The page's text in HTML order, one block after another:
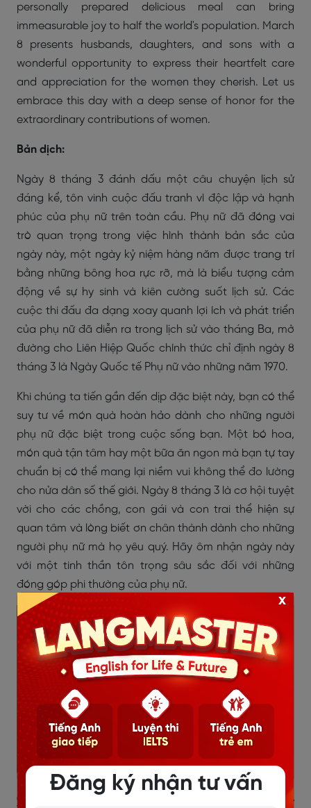
personally prepared delicious meal can bring
immeasurable joy to half the world's population. March
8 presents husbands, daughters, and sons with a
wonderful opportunity to express their heartfelt care
and appreciation for the women they cherish. Let us
embrace this day with a deep sense of honor for the
extraordinary contributions of women.
Bản dịch:
Ngày 8 tháng 3 đánh dấu một câu chuyện lịch sử
đáng kể, tôn vinh cuộc đấu tranh vì độc lập và hạnh
phúc của phụ nữ trên toàn cầu. Phụ nữ đã đóng vai
trò quan trọng trong việc hình thành bản sắc của
ngày này, một ngày kỷ niệm hàng năm được trang trí
bằng những bông hoa rực rỡ, mà là biểu tượng cảm
động về sự hy sinh và kiên cường suốt lịch sử. Các
cuộc thi đấu đa dạng xoay quanh lợi ích và phát triển
của phụ nữ đã diễn ra trong lịch sử vào tháng Ba, mở
đường cho Liên Hiệp Quốc chính thức chỉ định ngày 8
tháng 3 là Ngày Quốc tế Phụ nữ vào những năm 1970.
Khi chúng ta tiến gần đến dịp đặc biệt này, bạn có thể
suy tư về món quà hoàn hảo dành cho những người
phụ nữ đặc biệt trong cuộc sống bạn. Một bó hoa,
món quà tận tâm hay một bữa ăn ngon mà bạn tự tay
chuẩn bị có thể mang lại niềm vui không thể đo lường
cho nửa dân số thế giới. Ngày 8 tháng 3 là cơ hội tuyệt
vời cho các chồng, con gái và con trai thể hiện sự
quan tâm và lòng biết ơn chân thành dành cho những
người phụ nữ mà họ yêu quý. Hãy ôm nhận ngày này
với một tinh thần tôn trọng sâu sắc đối với những
đóng góp phi thường của phụ nữ.
3.2. Đoạn văn tiếng Anh về ngày
Đăng ký nhận tư vấn
x